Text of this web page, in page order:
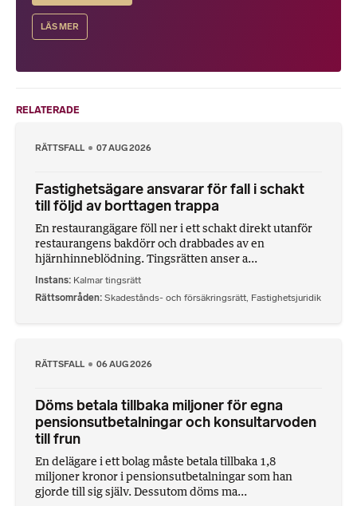
LÄS MER
RELATERADE
RÄTTSFALL 07 AUG 2026
Fastighetsägare ansvarar för fall i schakt
till följd av borttagen trappa
En restaurangägare föll ner i ett schakt direkt utanför
restaurangens bakdörr och drabbades av en
hjärnhinneblödning. Tingsrätten anser a...
Instans Kalmar tingsrätt
Rättsområden Skadestånds- och försäkringsrätt Fastighetsjuridik
RÄTTSFALL 06 AUG 2026
Döms betala tillbaka miljoner för egna
pensionsutbetalningar och konsultarvoden
till frun
En delägare i ett bolag måste betala tillbaka 1,8
miljoner kronor i pensionsutbetalningar som han
gjorde till sig själv. Dessutom döms ma...